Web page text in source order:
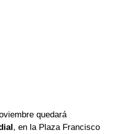
quedará
, en la Plaza Francisco